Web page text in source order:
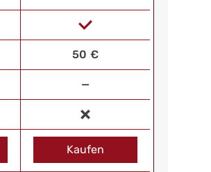
50 €
—
Kaufen